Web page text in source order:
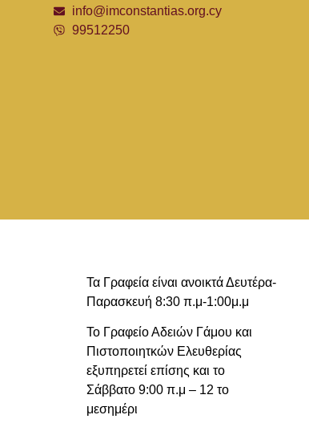
info@imconstantias.org.cy
99512250
Τα Γραφεία είναι ανοικτά Δευτέρα-
Παρασκευή 8:30 π.μ-1:00μ.μ
Το Γραφείο Αδειών Γάμου και
Πιστοποιητκών Ελευθερίας
εξυπηρετεί επίσης και το
Σάββατο 9:00 π.μ – 12 το
μεσημέρι